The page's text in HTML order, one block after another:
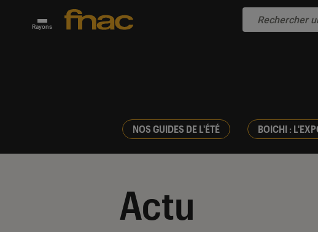
Rayons
NOS GUIDES DE L'ÉTÉ BOICHI :
Actu